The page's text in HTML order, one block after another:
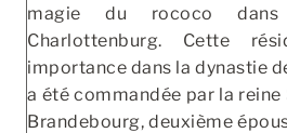
magie du rococo
Charlottenburg. Cette
importance dans la dynastie
a été commandée par la
Brandebourg, deuxième